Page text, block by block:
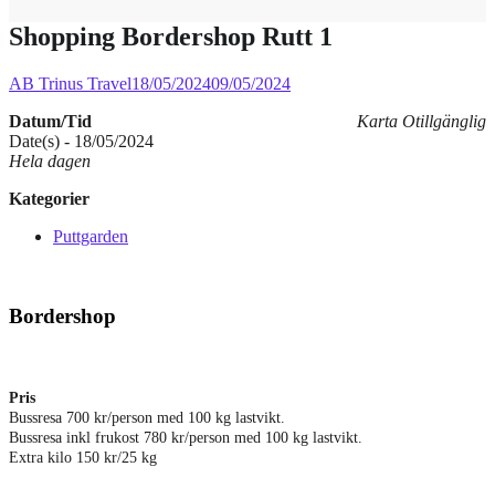
Shopping Bordershop Rutt 1
AB Trinus Travel18/05/202409/05/2024
Karta Otillgänglig
Datum/Tid
Date(s) - 18/05/2024
Hela dagen
Kategorier
Puttgarden
Bordershop
Pris
Bussresa 700 kr/person med 100 kg lastvikt.
Bussresa inkl frukost 780 kr/person med 100 kg lastvikt.
Extra kilo 150 kr/25 kg